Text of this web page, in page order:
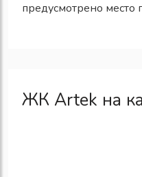
предусмотрено место
ЖК Artek на